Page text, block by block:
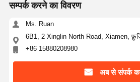
सम्पर्क करने का विवरण
Ms. Ruan
6B1, 2 Xinglin North Road, Xiamen,
+86 15880208980
अब से संपर्क